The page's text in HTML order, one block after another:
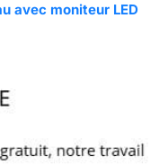
avec moniteur LED